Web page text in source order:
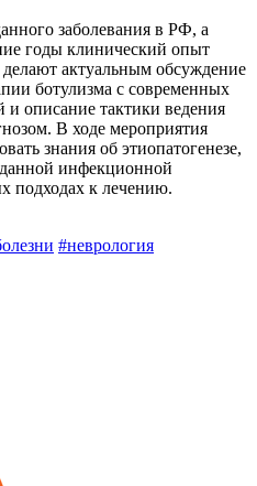
заболевания в РФ, а
годы клинический опыт
актуальным обсуждение
ботулизма с современных
и описание тактики ведения
В ходе мероприятия
знания об этиопатогенезе,
инфекционной
подходах к лечению.
#неврология